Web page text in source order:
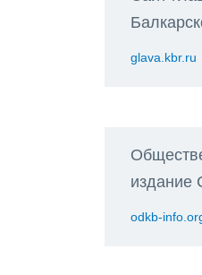
glava.kbr.ru
издание
odkb-